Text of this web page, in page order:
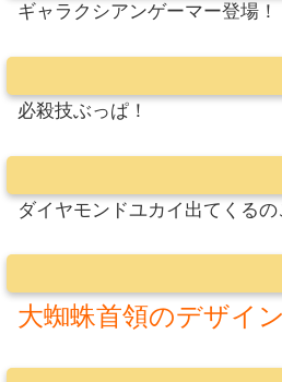
ギャラクシアンゲーマー登場！
必殺技ぶっぱ！
ダイヤモンドユカイ出てくる
大蜘蛛首領のデザイ